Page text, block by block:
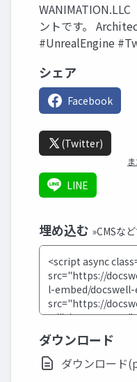
ントです。
#UnrealEngine
シェア
Facebook
(Twitter)
LINE
埋め込む »CMSな
ダウンロード
ダウンロード